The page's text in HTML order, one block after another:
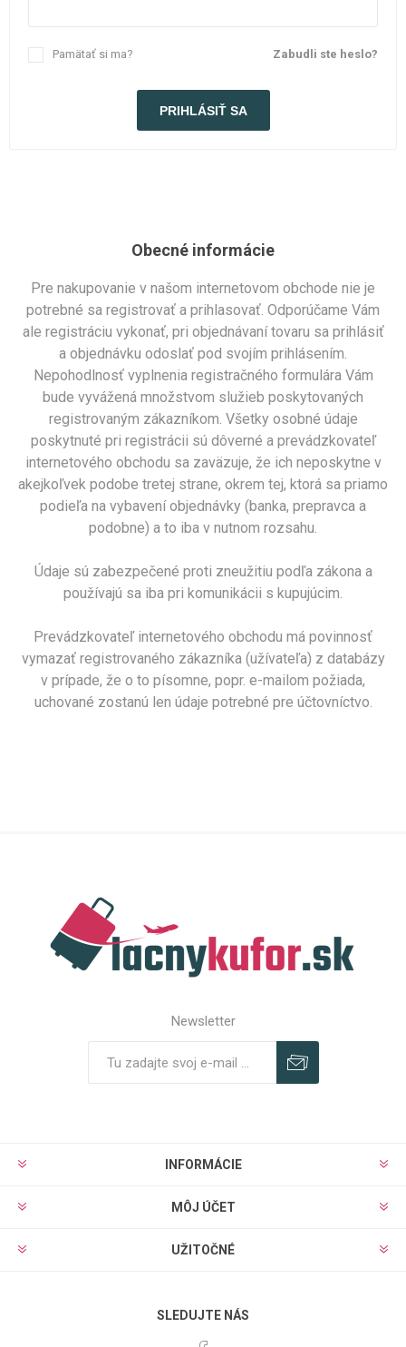
Zabudli ste heslo?
Pamätať si ma?
Obecné informácie
Pre nakupovanie v našom internetovom obchode nie je
potrebné sa registrovať a prihlasovať. Odporúčame Vám
ale registráciu vykonať, pri objednávaní tovaru sa prihlásiť
a objednávku odoslať pod svojím prihlásením.
Nepohodlnosť vyplnenia registračného formulára Vám
bude vyvážená množstvom služieb poskytovaných
registrovaným zákazníkom. Všetky osobné údaje
poskytnuté pri registrácii sú dôverné a prevádzkovateľ
internetového obchodu sa zaväzuje, že ich neposkytne v
akejkoľvek podobe tretej strane, okrem tej, ktorá sa priamo
podieľa na vybavení objednávky (banka, prepravca a
podobne) a to iba v nutnom rozsahu.
Údaje sú zabezpečené proti zneužitiu podľa zákona a
používajú sa iba pri komunikácii s kupujúcim.
Prevádzkovateľ internetového obchodu má povinnosť
vymazať registrovaného zákazníka (užívateľa) z databázy
v prípade, že o to písomne, popr. e-mailom požiada,
uchované zostanú len údaje potrebné pre účtovníctvo.
Newsletter
INFORMÁCIE
MÔJ ÚČET
UŽITOČNÉ
SLEDUJTE NÁS